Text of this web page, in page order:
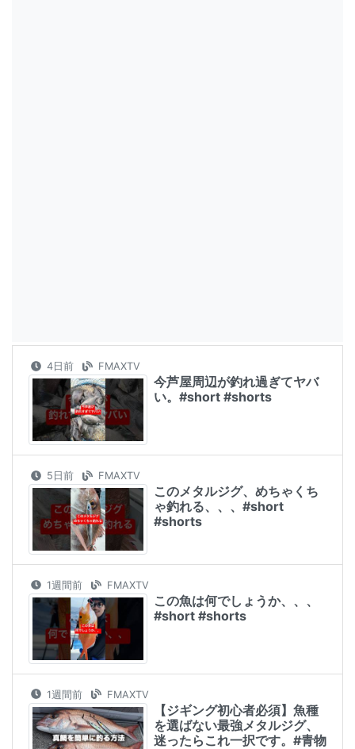
4日前 FMAXTV
今芦屋周辺が釣れ過ぎてヤバ
い。#short #shorts
5日前 FMAXTV
このメタルジグ、めちゃくち
ゃ釣れる、、、#short
#shorts
1週間前 FMAXTV
この魚は何でしょうか、、、
#short #shorts
1週間前 FMAXTV
【ジギング初心者必須】魚種
を選ばない最強メタルジグ、
迷ったらこれ一択です。#青物